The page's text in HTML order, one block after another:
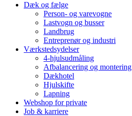
Dæk og fælge
Person- og varevogne
Lastvogn og busser
Landbrug
Entreprenør og industri
Værkstedsydelser
4-hjulsudmåling
Afbalancering og montering
Dækhotel
Hjulskifte
Lapning
Webshop for private
Job & karriere